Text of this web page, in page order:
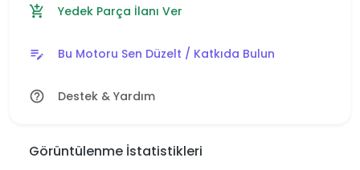
add_shopping_cart Yedek Parça İlanı Ver
edit_note Bu Motoru Sen Düzelt / Katkıda Bulun
help_outline Destek & Yardım
Görüntülenme İstatistikleri